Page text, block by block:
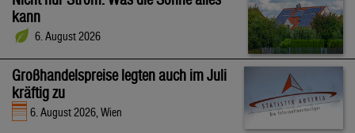
kann
6. August 2026
Großhandelspreise legten auch im Juli
kräftig zu
6. August 2026, Wien